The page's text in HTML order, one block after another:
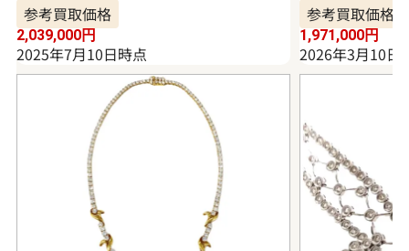
参考買取価格
2,039,000円
2025年7月10日時点
参考買取価格
1,971,000円
2026年3月10日